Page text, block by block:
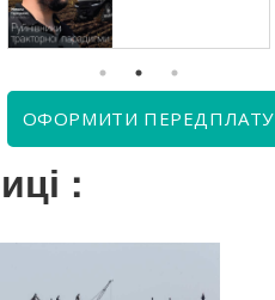
ОФОРМИТИ ПЕРЕДПЛАТУ
: